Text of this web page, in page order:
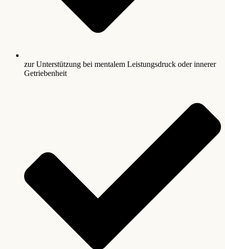
zur Unterstützung bei mentalem Leistungsdruck oder innerer
Getriebenheit